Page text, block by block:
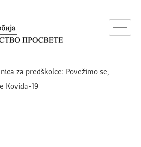
za predškolce: Povežimo se,
Kovida-19